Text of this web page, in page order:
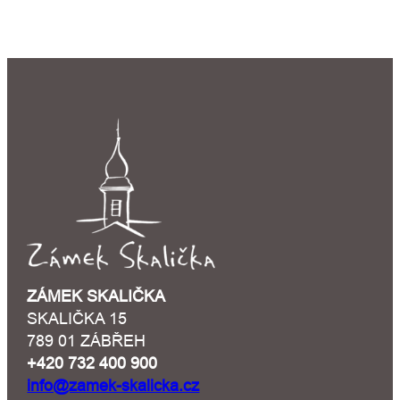
ZÁMEK SKALIČKA
SKALIČKA 15
789 01 ZÁBŘEH
+420 732 400 900
info@zamek-skalicka.cz